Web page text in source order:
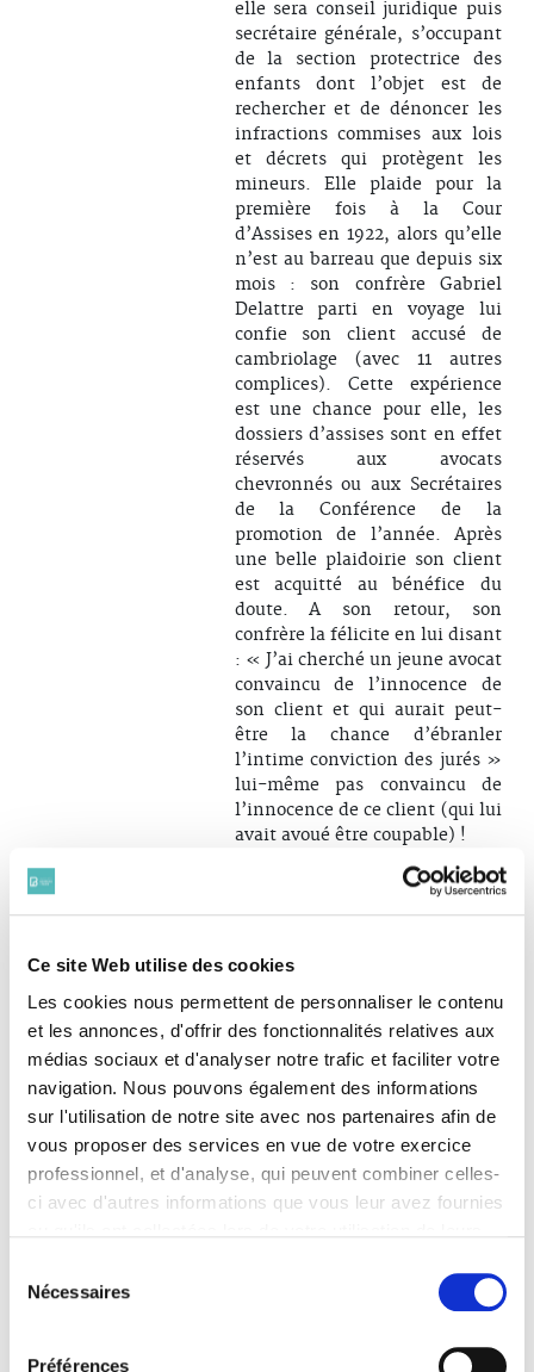
Ce site Web utilise des cookies
Les cookies nous permettent de personnaliser le contenu
et les annonces, d'offrir des fonctionnalités relatives aux
médias sociaux et d'analyser notre trafic et faciliter votre
navigation. Nous pouvons également des informations
sur l'utilisation de notre site avec nos partenaires afin de
vous proposer des services en vue de votre exercice
professionnel, et d'analyse, qui peuvent combiner celles-
ci avec d'autres informations que vous leur avez fournies
continuez à utiliser notre site Web.
Pour en savoir plus sur notre politique de traitement,
Nécessaires
Préférences
elle sera conseil juridique puis
secrétaire générale, s’occupant
de la section protectrice des
enfants dont l’objet est de
rechercher et de dénoncer les
infractions commises aux lois
et décrets qui protègent les
mineurs. Elle plaide pour la
première fois à la Cour
d’Assises en 1922, alors qu’elle
n’est au barreau que depuis six
mois : son confrère Gabriel
Delattre parti en voyage lui
confie son client accusé de
cambriolage (avec 11 autres
complices). Cette expérience
est une chance pour elle, les
dossiers d’assises sont en effet
réservés aux avocats
chevronnés ou aux Secrétaires
de la Conférence de la
promotion de l’année. Après
une belle plaidoirie son client
est acquitté au bénéfice du
doute. A son retour, son
confrère la félicite en lui disant
: « J’ai cherché un jeune avocat
convaincu de l’innocence de
son client et qui aurait peut-
être la chance d’ébranler
l’intime conviction des jurés »
lui-même pas convaincu de
l’innocence de ce client (qui lui
avait avoué être coupable) !
En juin 1921, alors qu’elle
écoute plaider une importante
rencontre Pierre
qu’elle avait déjà vu chez ses
parents lors d’une matinée
dansante quelques années plus
tôt : « Sagement sans lever les
yeux je prenais des notes. Lui
entré par hasard me regardait
» se remémore-t-elle. Pierre
l’invite alors au Banquet de la
conférence Berryer, il lui
» et la conquiert en lui parlant
de Maeterlinck (écrivain
de littérature en 1911). Le 9